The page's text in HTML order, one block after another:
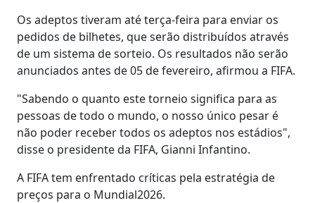
Os adeptos tiveram até terça-feira para enviar os
pedidos de bilhetes, que serão distribuídos através
de um sistema de sorteio. Os resultados não serão
anunciados antes de 05 de fevereiro, afirmou a FIFA.
"Sabendo o quanto este torneio significa para as
pessoas de todo o mundo, o nosso único pesar é
não poder receber todos os adeptos nos estádios",
disse o presidente da FIFA, Gianni Infantino.
A FIFA tem enfrentado críticas pela estratégia de
preços para o Mundial2026.